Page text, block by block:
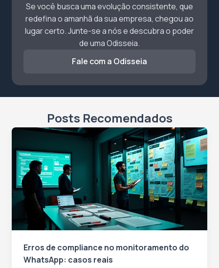
Se você busca uma evolução consistente, que
redefina o amanhã da sua empresa, chegou ao
lugar certo. Junte-se a nós e descubra o poder
de uma Odisseia.
Fale com a Odisseia
Posts Recomendados
Erros de compliance no monitoramento do
WhatsApp: casos reais